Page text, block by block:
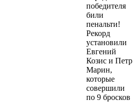
победителя
били
пенальти!
Рекорд
установили
Евгений
Козис и Петр
Марин,
которые
совершили
по 9 бросков